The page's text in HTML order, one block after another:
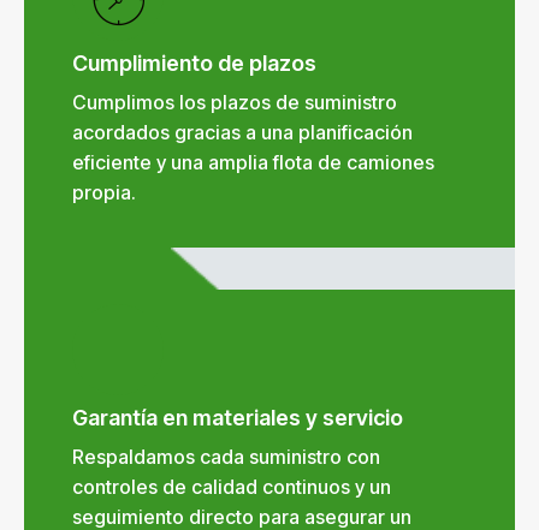
Cumplimiento de plazos
Cumplimos los plazos de suministro
acordados gracias a una planificación
eficiente y una amplia flota de camiones
propia.
Garantía en materiales y servicio
Respaldamos cada suministro con
controles de calidad continuos y un
seguimiento directo para asegurar un